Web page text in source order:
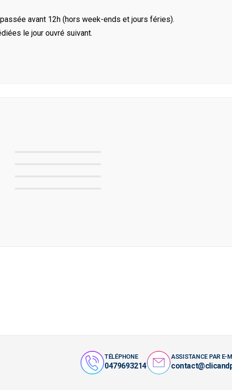
avant 12h (hors week-ends et jours féries).
le jour ouvré suivant.
TÉLÉPHONE
0479693214
ASSISTANCE PAR E-